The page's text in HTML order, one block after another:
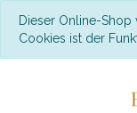
Dieser Online-
Cookies ist der